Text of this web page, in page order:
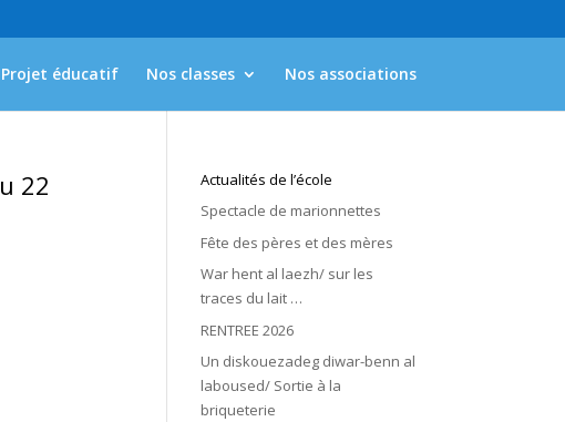
Projet éducatif Nos classes Nos associations
22
Actualités de l’école
Spectacle de marionnettes
Fête des pères et des mères
War hent al laezh/ sur les
traces du lait …
RENTREE 2026
Un diskouezadeg diwar-benn al
laboused/ Sortie à la
briqueterie